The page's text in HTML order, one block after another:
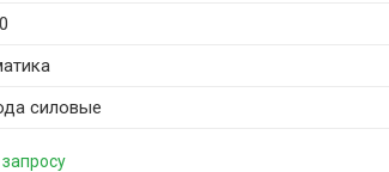
силовые
запросу